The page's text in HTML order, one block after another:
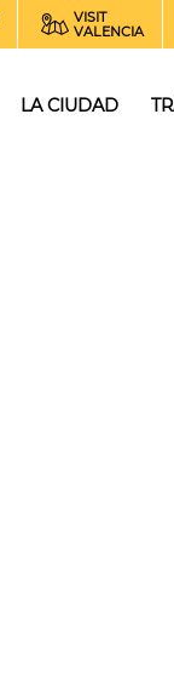
VISIT
VALENCIA
LA CIUDAD